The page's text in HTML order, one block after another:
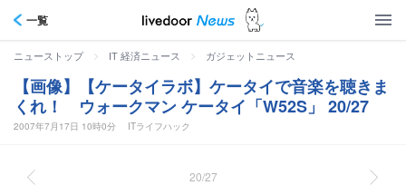
一覧
ニューストップ > IT 経済ニュース > ガジェットニュース
【画像】【ケータイラボ】ケータイで音楽を聴きま
くれ！ ウォークマン ケータイ「W52S」 20/27
2007年7月17日 10時0分 ITライフハック
20/27